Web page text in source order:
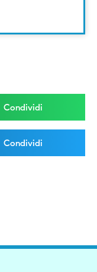
Condividi
Condividi